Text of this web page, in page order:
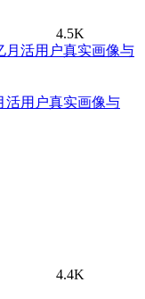
4.5K
活用户真实画像与
4.4K